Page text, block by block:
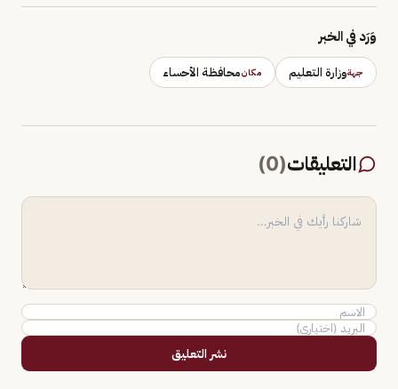
وَرَد في الخبر
جهةوزارة التعليم مكانمحافظة الأحساء
التعليقات(
0
)
نشر التعليق